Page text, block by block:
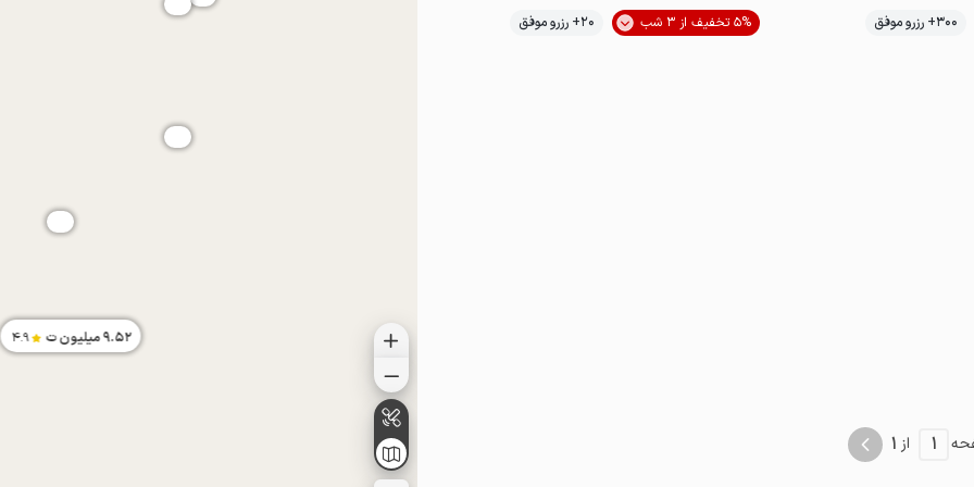
9.52میلیون ت 4.9
موقعیت در نقشه 300+ رزرو موفق پت‌نواز
5% تخفیف از 3 شب
20+ رزرو موفق
1 از 1